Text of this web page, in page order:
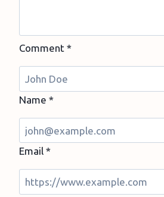
Comment *
Name *
Email *